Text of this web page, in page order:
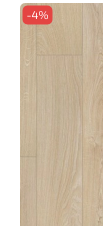
-4%